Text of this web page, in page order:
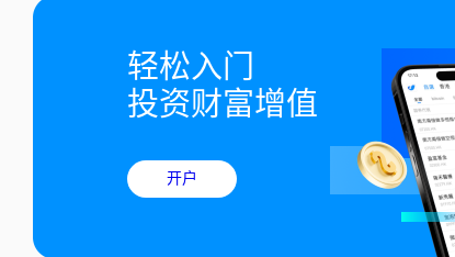
轻松入门
投资财富增值
开户